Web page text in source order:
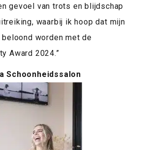
gevoel van trots en blijdschap
waarbij ik hoop dat mijn
worden met de
Award 2024.”
Schoonheidssalon